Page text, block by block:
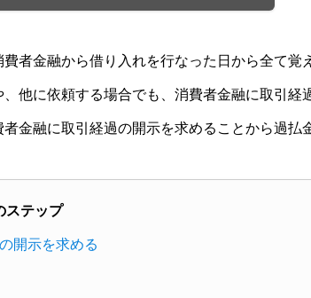
者金融から借り入れを行なった日から全て覚
他に依頼する場合でも、消費者金融に取引経
金融に取引経過の開示を求めることから過払
ステップ
開示を求める